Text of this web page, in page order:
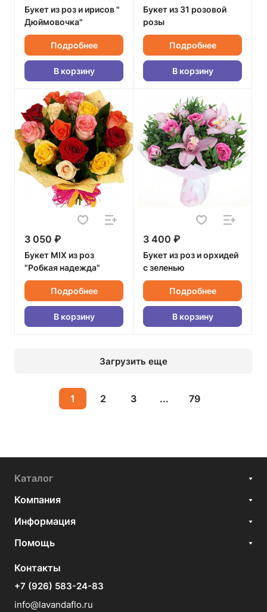
Букет из роз и ирисов "
Дюймовочка"
Подробнее
В корзину
Букет из 31 розовой
розы
Подробнее
В корзину
3 050 ₽
Букет MIX из роз
"Робкая надежда"
Подробнее
В корзину
3 400 ₽
Букет из роз и орхидей
с зеленью
Подробнее
В корзину
Загрузить еще
1 2 3 ... 79
Каталог
Компания
Информация
Помощь
Контакты
+7 (926) 583-24-83
info@lavandaflo.ru